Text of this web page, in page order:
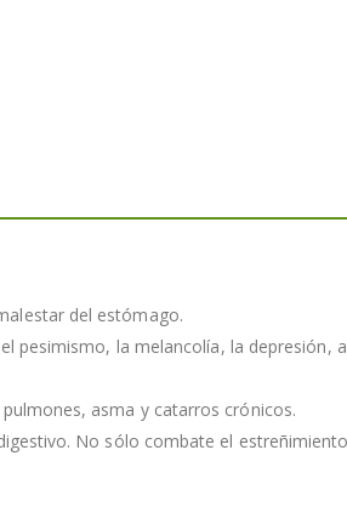
del estómago.
pesimismo, la melancolía, la depresión,
asma y catarros crónicos.
No sólo combate el